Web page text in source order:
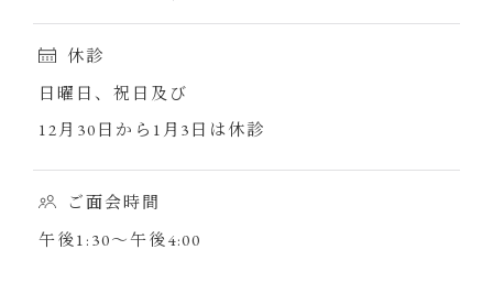
休診
日曜日、祝日及び
12月30日から1月3日は休診
ご面会時間
午後1:30～午後4:00